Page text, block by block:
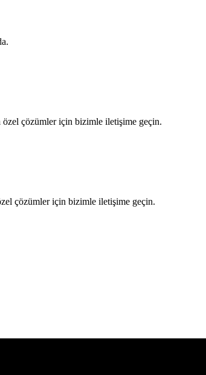
özel çözümler için bizimle iletişime geçin.
çözümler için bizimle iletişime geçin.